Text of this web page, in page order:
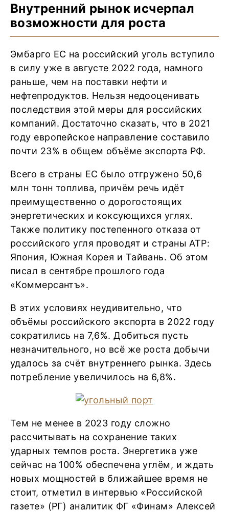
Внутренний рынок исчерпал
возможности для роста
Эмбарго ЕС на российский уголь вступило
в силу уже в августе 2022 года, намного
раньше, чем на поставки нефти и
нефтепродуктов. Нельзя недооценивать
последствия этой меры для российских
компаний. Достаточно сказать, что в 2021
году европейское направление составило
почти 23% в общем объёме экспорта РФ.
Всего в страны ЕС было отгружено 50,6
млн тонн топлива, причём речь идёт
преимущественно о дорогостоящих
энергетических и коксующихся углях.
Также политику постепенного отказа от
российского угля проводят и страны АТР:
Япония, Южная Корея и Тайвань. Об этом
писал в сентябре прошлого года
«Коммерсантъ».
В этих условиях неудивительно, что
объёмы российского экспорта в 2022 году
сократились на 7,6%. Добиться пусть
незначительного, но всё же роста добычи
удалось за счёт внутреннего рынка. Здесь
потребление увеличилось на 6,8%.
Тем не менее в 2023 году сложно
рассчитывать на сохранение таких
ударных темпов роста. Энергетика уже
сейчас на 100% обеспечена углём, и ждать
новых мощностей в ближайшее время не
стоит, отметил в интервью «Российской
газете» (РГ) аналитик ФГ «Финам» Алексей